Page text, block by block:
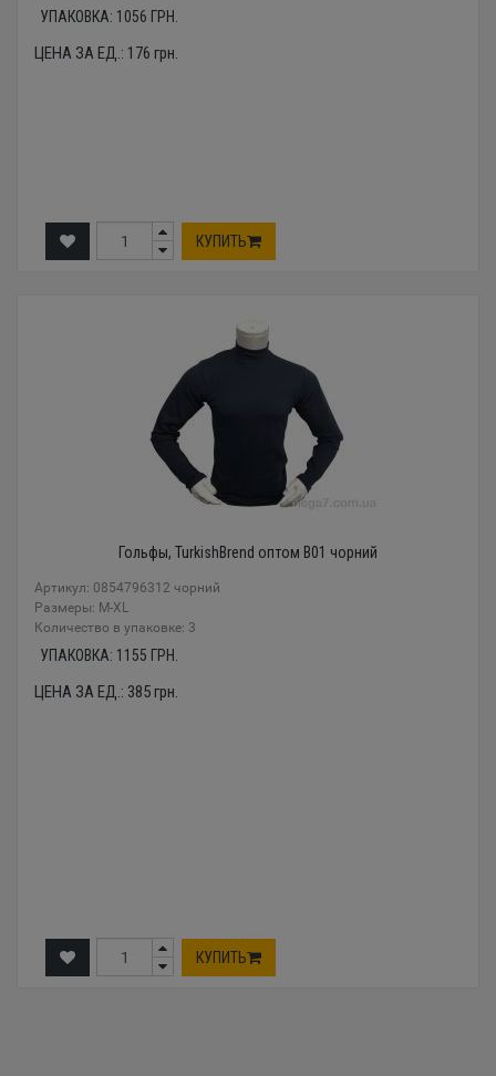
УПАКОВКА: 1056 ГРН.
ЦЕНА ЗА ЕД.: 176 грн.
КУПИТЬ
Гольфы, TurkishBrend оптом B01 чорний
Артикул: 0854796312 чорний
Размеры: M-XL
Количество в упаковке: 3
УПАКОВКА: 1155 ГРН.
ЦЕНА ЗА ЕД.: 385грн.
КУПИТЬ